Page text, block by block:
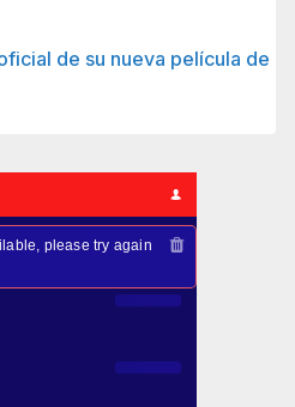
de su nueva película de